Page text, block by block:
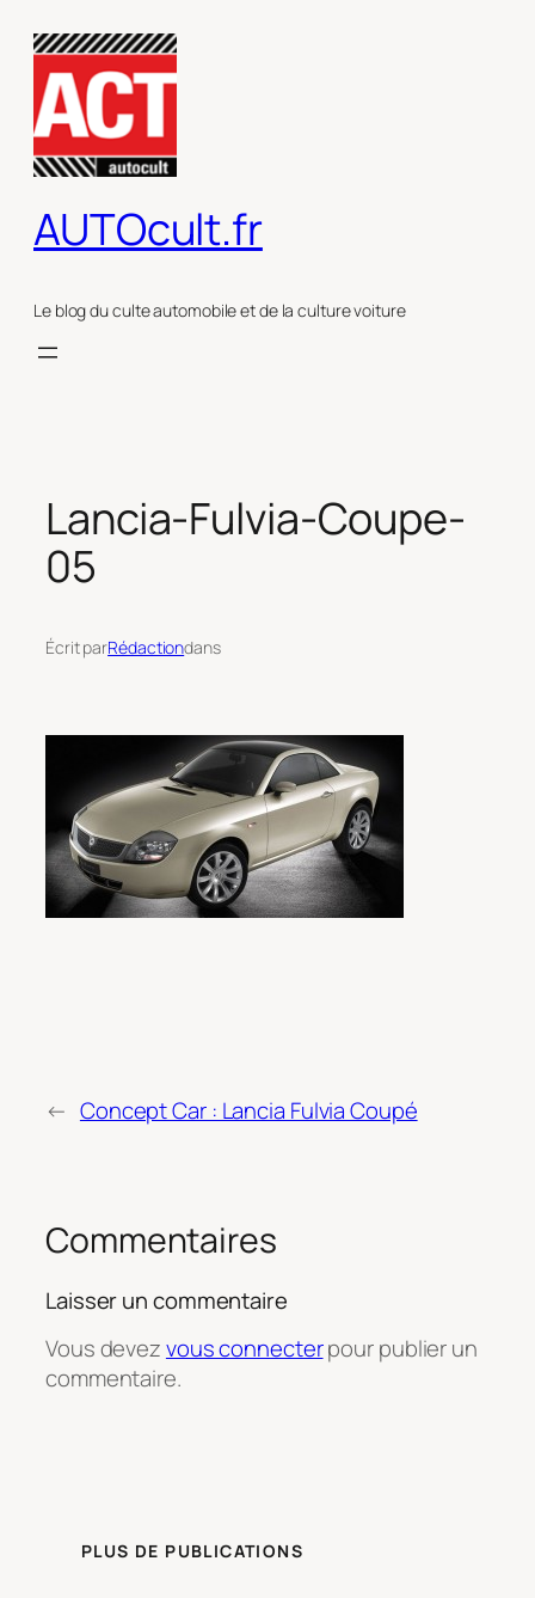
contenu
AUTOcult.fr
Le blog du culte automobile et de la culture voiture
Lancia-Fulvia-Coupe-
05
Écrit parRédactiondans
← Concept Car : Lancia Fulvia Coupé
Commentaires
Laisser un commentaire
Vous devezvous connecterpour publier un
commentaire.
PLUS DE PUBLICATIONS